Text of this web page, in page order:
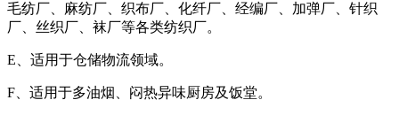
毛纺厂、麻纺厂、织布厂、化纤厂、经编厂、加弹厂、针织
厂、丝织厂、袜厂等各类纺织厂。
E、适用于仓储物流领域。
F、适用于多油烟、闷热异味厨房及饭堂。